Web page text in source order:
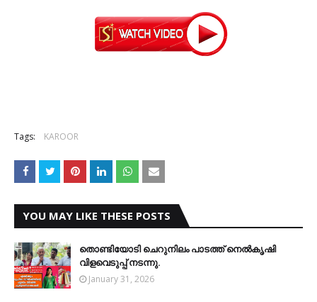
Tags: KAROOR
YOU MAY LIKE THESE POSTS
തൊണ്ടിയോടി ചെറുനിലം പാടത്ത് നെല്‍കൃഷി
വിളവെടുപ്പ് നടന്നു.
January 31, 2026